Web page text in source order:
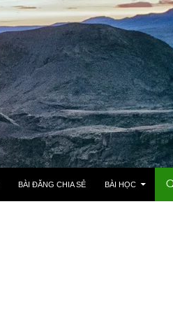
BÀI ĐĂNG CHIA SẺ BÀI HỌC